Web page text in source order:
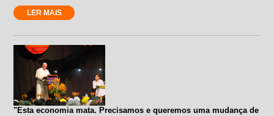
LER MAIS
"Esta economia mata. Precisamos e queremos uma mudança de